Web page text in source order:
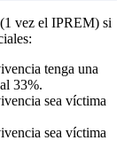
vez el IPREM) si
tenga una
33%.
sea víctima
sea víctima